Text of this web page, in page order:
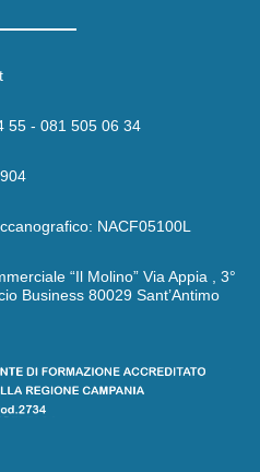
55 - 081 505 06 34
NACF05100L
“Il Molino” Via Appia , 3°
Business 80029 Sant’Antimo